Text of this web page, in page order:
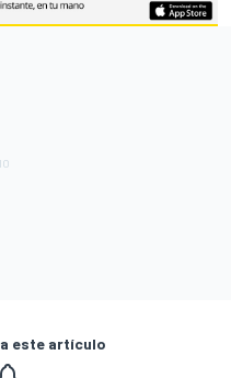
este artículo